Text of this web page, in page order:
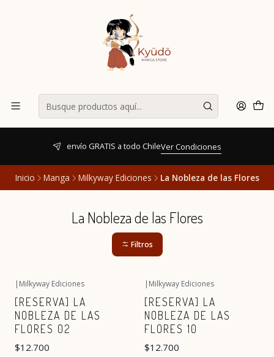
envío GRATIS a todo ChileVer Condiciones
Inicio Manga Milkyway Ediciones La Nobleza de las Flores
La Nobleza de las Flores
Filtros
| Milkyway Ediciones
[RESERVA] LA
NOBLEZA DE LAS
FLORES 02
$12.700
| Milkyway Ediciones
[RESERVA] LA
NOBLEZA DE LAS
FLORES 10
$12.700